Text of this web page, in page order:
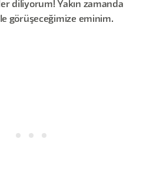
diliyorum! Yakın zamanda
görüşeceğimize eminim.